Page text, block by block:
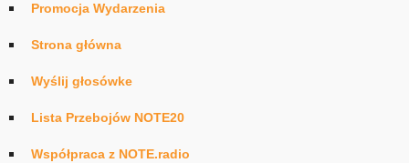
Promocja Wydarzenia
Strona główna
Wyślij głosówke
Lista Przebojów NOTE20
Współpraca z NOTE.radio